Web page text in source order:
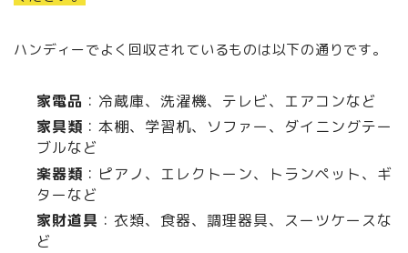
ハンディーでよく回収されているものは以下の通りです。
家電品 ：冷蔵庫、洗濯機、テレビ、エアコンなど
家具類 ：本棚、学習机、ソファー、ダイニングテー
ブルなど
楽器類 ：ピアノ、エレクトーン、トランペット、ギ
ターなど
家財道具 ：衣類、食器、調理器具、スーツケースな
ど